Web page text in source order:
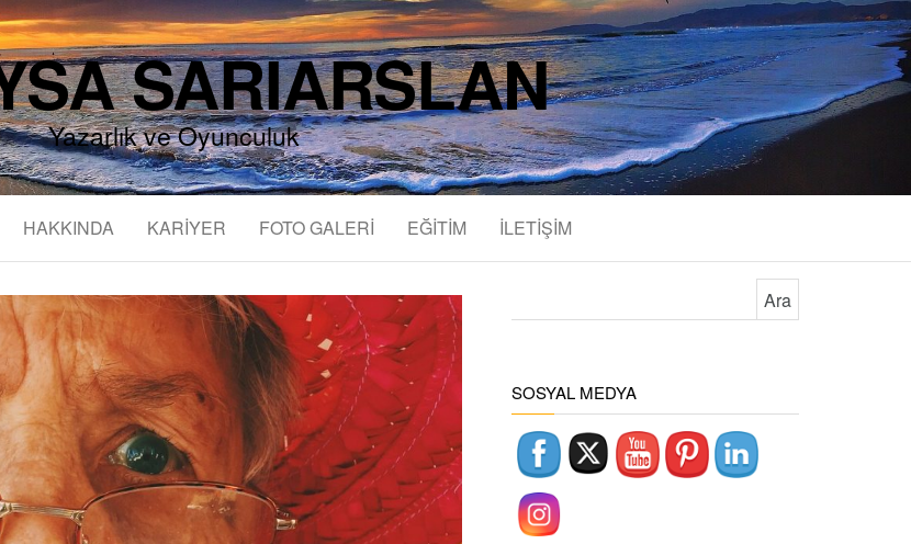
SARIARSLAN
Yazarlık ve Oyunculuk
HAKKINDA KARİYER FOTO GALERİ EĞİTİM İLETİŞİM
SOSYAL MEDYA